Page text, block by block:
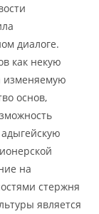
диалоге.
как некую
изменяемую
основ,
на
стержня
является